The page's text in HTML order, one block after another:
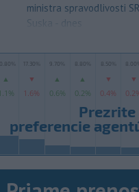
ministra spravodlivosti
Suska - dnes